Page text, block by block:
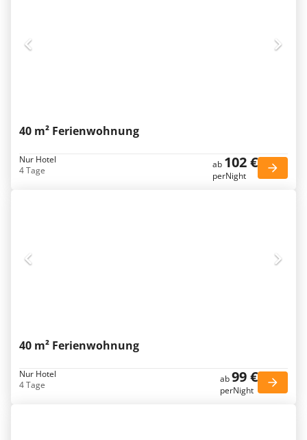
40 m² Ferienwohnung
Nur Hotel
4 Tage
ab 102 €
perNight
40 m² Ferienwohnung
Nur Hotel
4 Tage
ab99 €
perNight